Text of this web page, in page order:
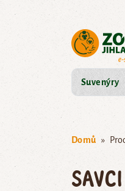
Suvenýry
Domů
Savci